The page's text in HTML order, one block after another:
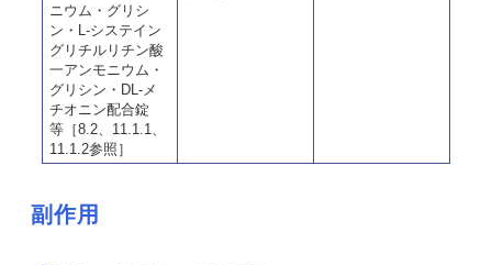
ニウム・グリシ
ン・L-システイン
グリチルリチン酸
一アンモニウム・
グリシン・DL-メ
チオニン配合錠
等［8.2、11.1.1、
11.1.2参照］
副作用